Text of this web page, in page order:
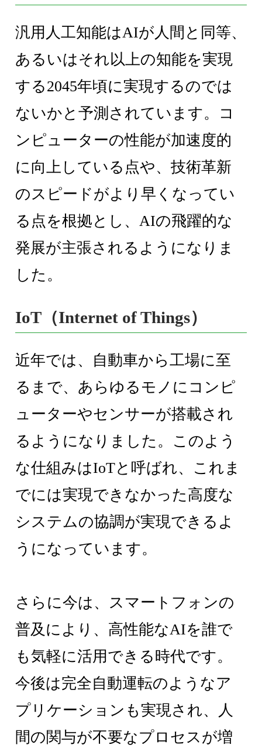
汎用人工知能はAIが人間と同等、
あるいはそれ以上の知能を実現
する2045年頃に実現するのでは
ないかと予測されています。コ
ンピューターの性能が加速度的
に向上している点や、技術革新
のスピードがより早くなってい
る点を根拠とし、AIの飛躍的な
発展が主張されるようになりま
した。
IoT（Internet of Things）
近年では、自動車から工場に至
るまで、あらゆるモノにコンピ
ューターやセンサーが搭載され
るようになりました。このよう
な仕組みはIoTと呼ばれ、これま
でには実現できなかった高度な
システムの協調が実現できるよ
うになっています。
さらに今は、スマートフォンの
普及により、高性能なAIを誰で
も気軽に活用できる時代です。
今後は完全自動運転のようなア
プリケーションも実現され、人
間の関与が不要なプロセスが増